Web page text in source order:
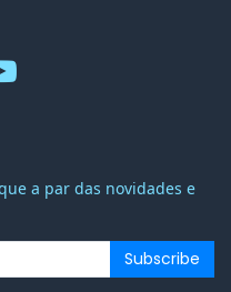
a par das novidades e
Subscribe